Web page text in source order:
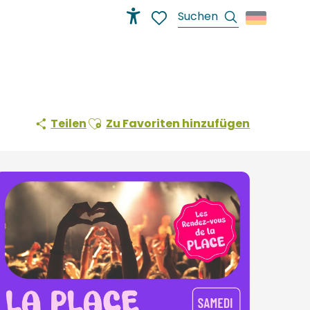
Suche
TeilenAjouter aux favoris
Zu Favoriten hinzufügen